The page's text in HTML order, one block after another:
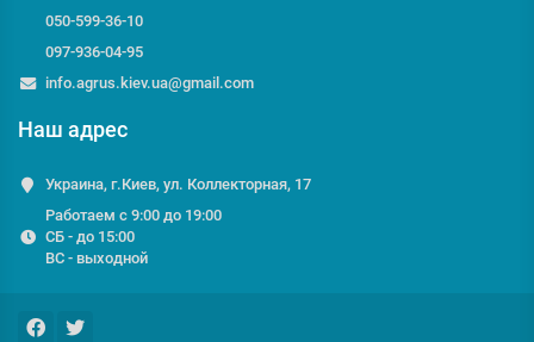
050-599-36-10
097-936-04-95
info.agrus.kiev.ua@gmail.com
Наш адрес
Украина, г.Киев, ул. Коллекторная, 17
Работаем с 9:00 до 19:00
СБ - до 15:00
ВС - выходной